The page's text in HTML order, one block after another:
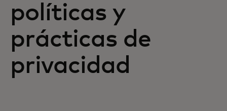
políticas y
prácticas de
privacidad